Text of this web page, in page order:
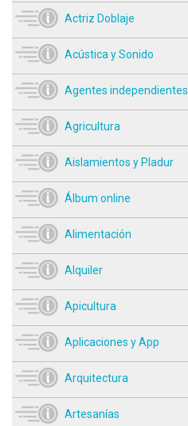
Actriz Doblaje
Acústica y Sonido
Agentes independientes
Agricultura
Aislamientos y Pladur
Álbum online
Alimentación
Alquiler
Apicultura
Aplicaciones y App
Arquitectura
Artesanías